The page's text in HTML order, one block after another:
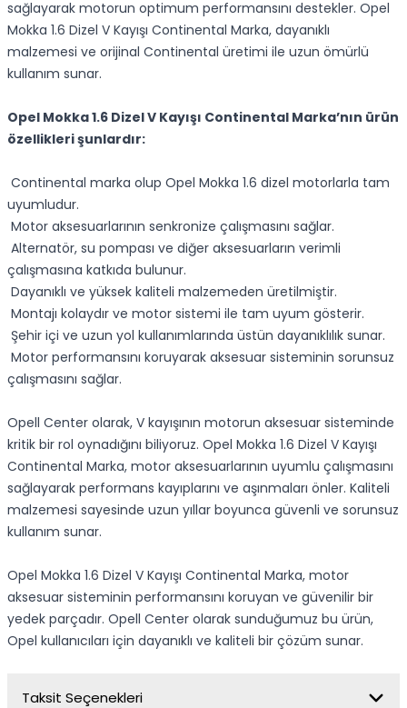
sağlayarak motorun optimum performansını destekler. Opel
Mokka 1.6 Dizel V Kayışı Continental Marka, dayanıklı
malzemesi ve orijinal Continental üretimi ile uzun ömürlü
kullanım sunar.
Opel Mokka 1.6 Dizel V Kayışı Continental Marka’nın ürün
özellikleri şunlardır:
Continental marka olup Opel Mokka 1.6 dizel motorlarla tam
uyumludur.
Motor aksesuarlarının senkronize çalışmasını sağlar.
Alternatör, su pompası ve diğer aksesuarların verimli
çalışmasına katkıda bulunur.
Dayanıklı ve yüksek kaliteli malzemeden üretilmiştir.
Montajı kolaydır ve motor sistemi ile tam uyum gösterir.
Şehir içi ve uzun yol kullanımlarında üstün dayanıklılık sunar.
Motor performansını koruyarak aksesuar sisteminin sorunsuz
çalışmasını sağlar.
Opell Center olarak, V kayışının motorun aksesuar sisteminde
kritik bir rol oynadığını biliyoruz. Opel Mokka 1.6 Dizel V Kayışı
Continental Marka, motor aksesuarlarının uyumlu çalışmasını
sağlayarak performans kayıplarını ve aşınmaları önler. Kaliteli
malzemesi sayesinde uzun yıllar boyunca güvenli ve sorunsuz
kullanım sunar.
Opel Mokka 1.6 Dizel V Kayışı Continental Marka, motor
aksesuar sisteminin performansını koruyan ve güvenilir bir
yedek parçadır. Opell Center olarak sunduğumuz bu ürün,
Opel kullanıcıları için dayanıklı ve kaliteli bir çözüm sunar.
Taksit Seçenekleri